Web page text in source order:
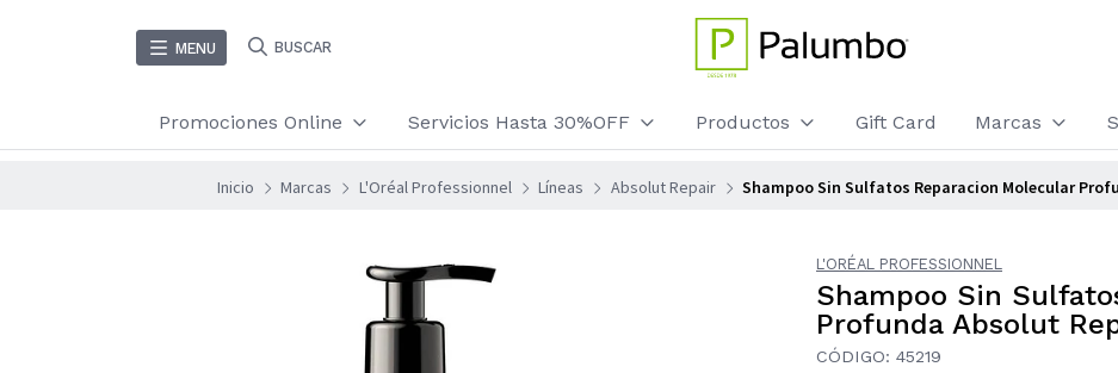
MENU BUSCAR
Promociones Online Servicios Hasta 30%OFF Productos Gift Card Marcas
Inicio Marcas L'Oréal Professionnel Líneas Absolut Repair Shampoo Sin Sulfatos Reparacion Molecular
L'ORÉAL PROFESSIONNEL
Shampoo Sin
Profunda Absolut
CÓDIGO: 45219